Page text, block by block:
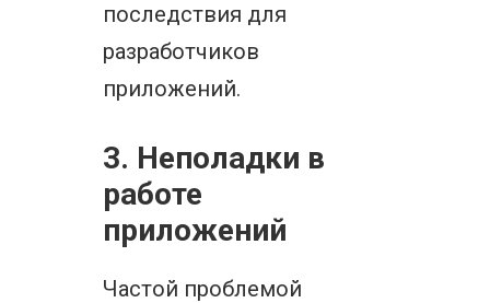
последствия для
разработчиков
приложений.
3. Неполадки в
работе
приложений
Частой проблемой